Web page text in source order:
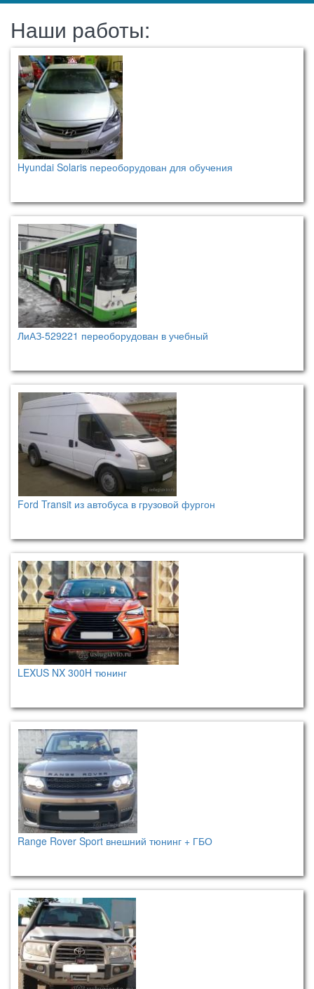
Наши работы:
Hyundai Solaris переоборудован для обучения
ЛиАЗ-529221 переоборудован в учебный
Ford Transit из автобуса в грузовой фургон
LEXUS NX 300H тюнинг
Range Rover Sport внешний тюнинг + ГБО